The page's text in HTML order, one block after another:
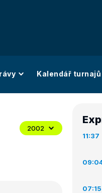
Kalendář turnajů
2002
11:37
07:15